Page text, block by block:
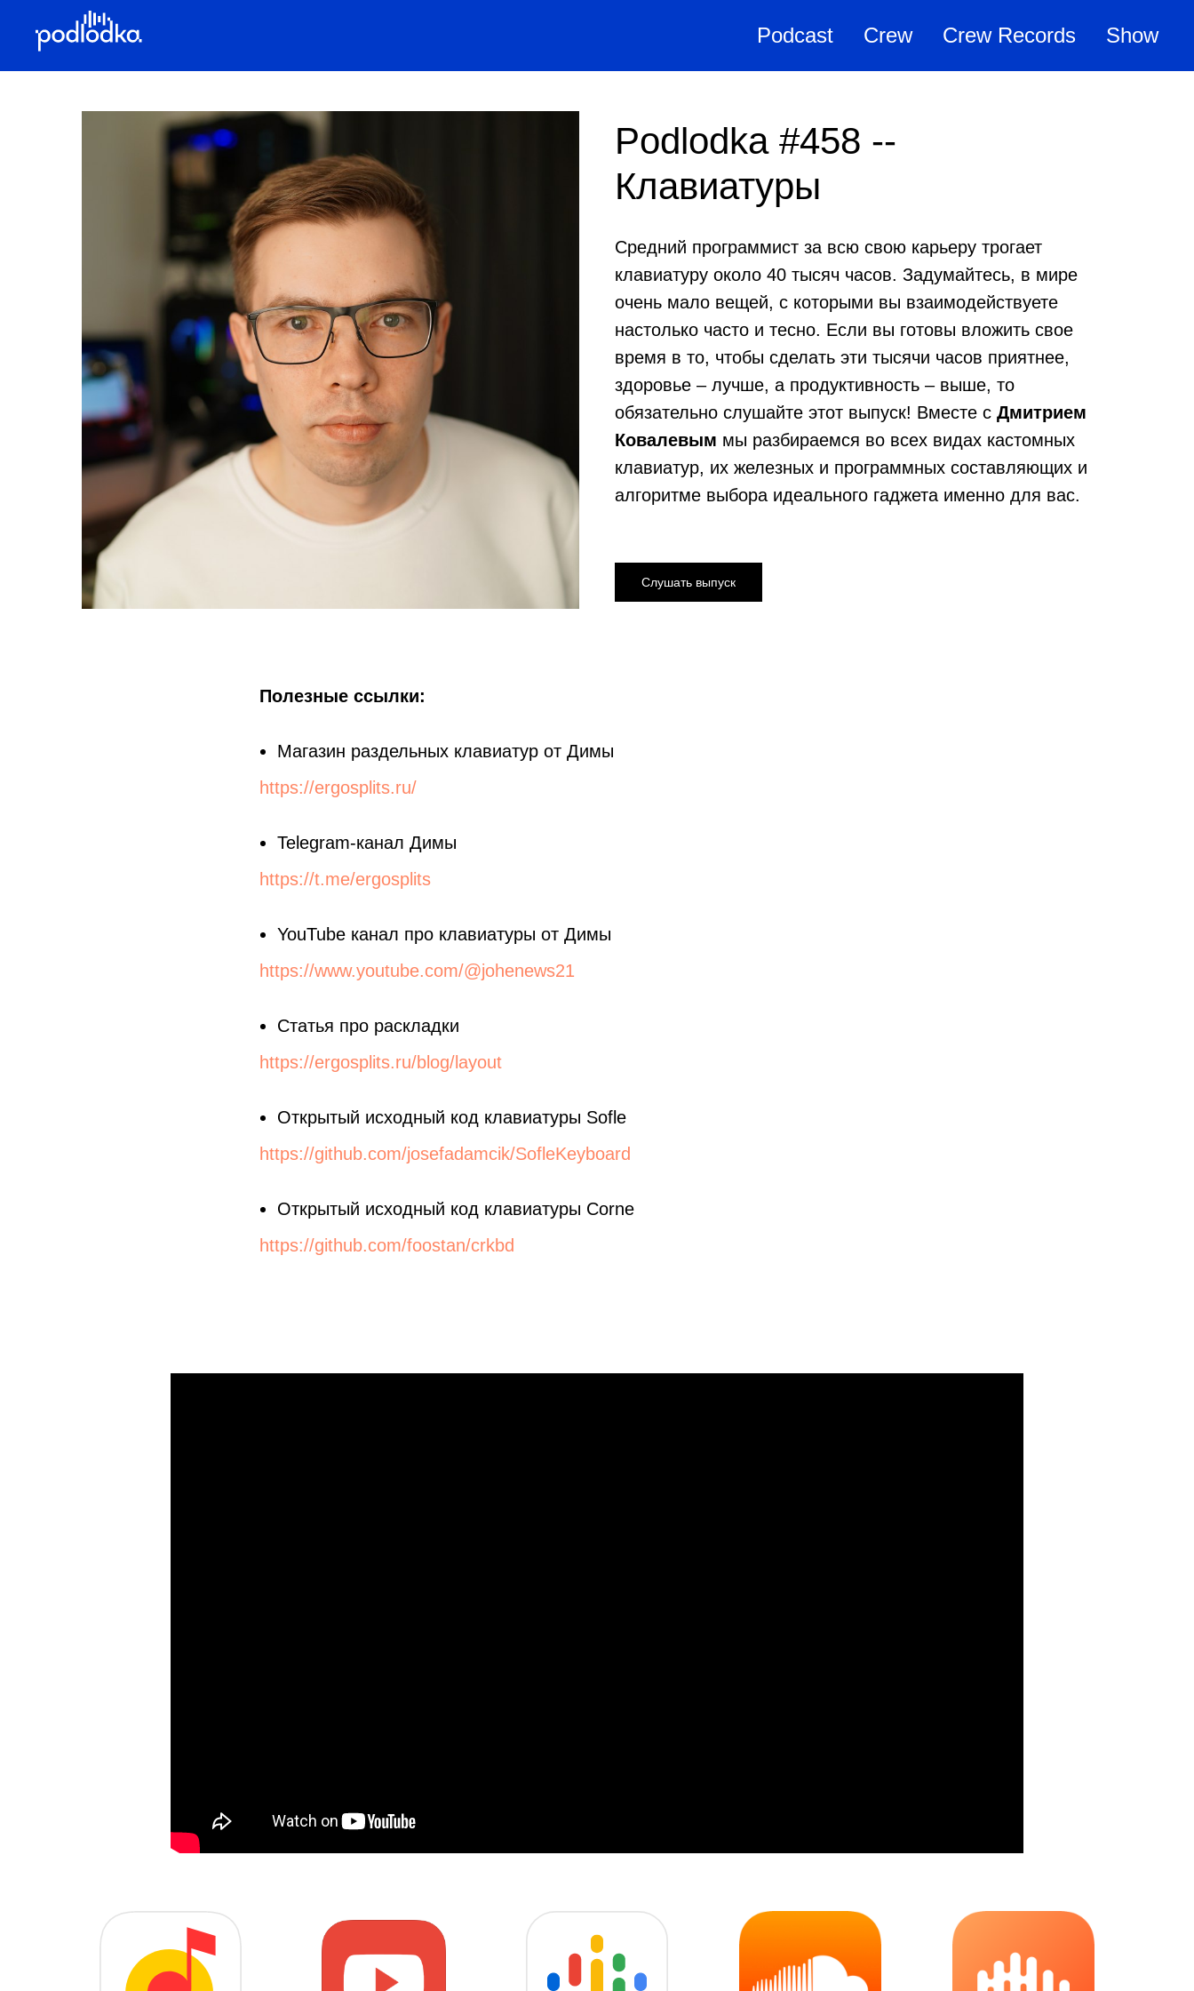
Podcast Crew Crew Records Show
Podlodka #458 --
Клавиатуры
Средний программист за всю свою карьеру трогает
клавиатуру около 40 тысяч часов. Задумайтесь, в мире
очень мало вещей, с которыми вы взаимодействуете
настолько часто и тесно. Если вы готовы вложить свое
время в то, чтобы сделать эти тысячи часов приятнее,
здоровье – лучше, а продуктивность – выше, то
обязательно слушайте этот выпуск! Вместе с Дмитрием
Ковалевым мы разбираемся во всех видах кастомных
клавиатур, их железных и программных составляющих и
алгоритме выбора идеального гаджета именно для вас.
Слушать выпуск
Полезные ссылки:
Магазин раздельных клавиатур от Димы
https://ergosplits.ru/
Telegram-канал Димы
https://t.me/ergosplits
YouTube канал про клавиатуры от Димы
https://www.youtube.com/@johenews21
Статья про раскладки
https://ergosplits.ru/blog/layout
Открытый исходный код клавиатуры Sofle
https://github.com/josefadamcik/SofleKeyboard
Открытый исходный код клавиатуры Corne
https://github.com/foostan/crkbd